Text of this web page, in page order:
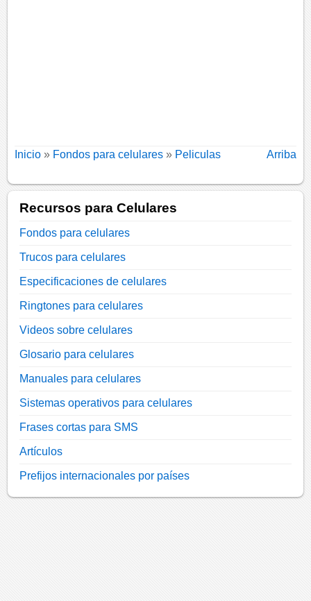
Inicio » Fondos para celulares » Peliculas Arriba
Recursos para Celulares
Fondos para celulares
Trucos para celulares
Especificaciones de celulares
Ringtones para celulares
Videos sobre celulares
Glosario para celulares
Manuales para celulares
Sistemas operativos para celulares
Frases cortas para SMS
Artículos
Prefijos internacionales por países